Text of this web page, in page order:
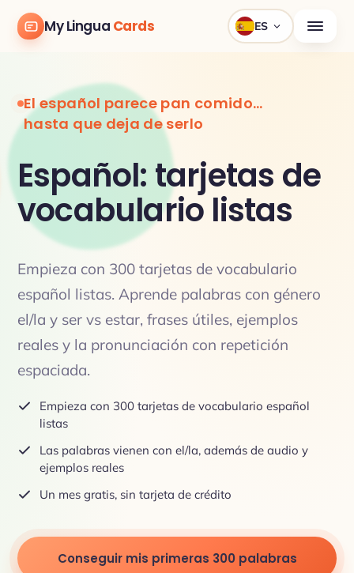
My Lingua Cards ES
El español parece pan comido…
hasta que deja de serlo
Español: tarjetas de
vocabulario listas
Empieza con 300 tarjetas de vocabulario
español listas. Aprende palabras con género
el/la y ser vs estar, frases útiles, ejemplos
reales y la pronunciación con repetición
espaciada.
Empieza con 300 tarjetas de vocabulario español
listas
Las palabras vienen con el/la, además de audio y
ejemplos reales
Un mes gratis, sin tarjeta de crédito
Conseguir mis primeras 300 palabras